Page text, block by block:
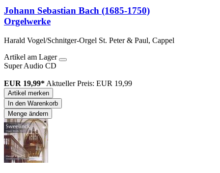
Johann Sebastian Bach (1685-1750)
Orgelwerke
Harald Vogel/Schnitger-Orgel St. Peter & Paul, Cappel
Artikel am Lager
Super Audio CD
EUR 19,99* Aktueller Preis: EUR 19,99
Artikel merken
In den Warenkorb
Menge ändern